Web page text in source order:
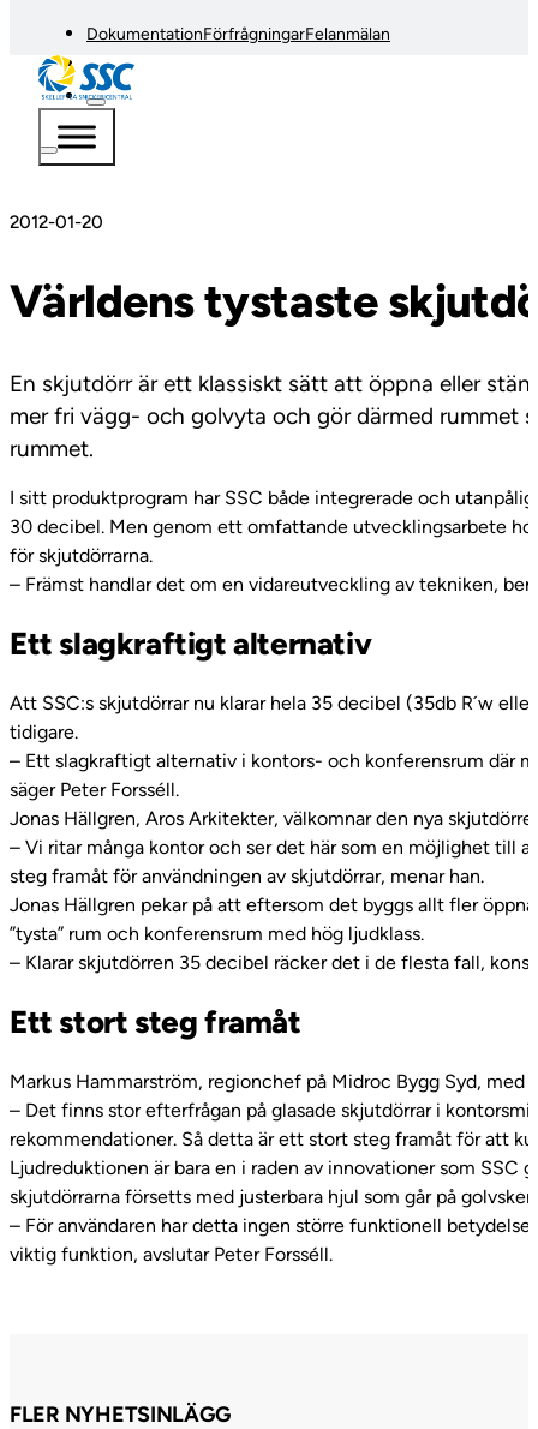
DokumentationFörfrågningarFelanmälan
2012-01-20
Världens tystaste
En skjutdörr är ett klassiskt sätt att öppna eller
mer fri vägg- och golvyta och gör därmed rummet
rummet.
I sitt produktprogram har SSC både integrerade och
30 decibel. Men genom ett omfattande utvecklingsarbete
för skjutdörrarna.
– Främst handlar det om en vidareutveckling av tekniken,
Ett slagkraftigt alternativ
Att SSC:s skjutdörrar nu klarar hela 35 decibel (35db R´w
tidigare.
– Ett slagkraftigt alternativ i kontors- och konferensrum där
säger Peter Forsséll.
Jonas Hällgren, Aros Arkitekter, välkomnar den nya
– Vi ritar många kontor och ser det här som en möjlighet till
steg framåt för användningen av skjutdörrar, menar han.
Jonas Hällgren pekar på att eftersom det byggs allt fler
”tysta” rum och konferensrum med hög ljudklass.
– Klarar skjutdörren 35 decibel räcker det i de flesta fall,
Ett stort steg framåt
Markus Hammarström, regionchef på Midroc Bygg Syd,
– Det finns stor efterfrågan på glasade skjutdörrar i
rekommendationer. Så detta är ett stort steg framåt för att
Ljudreduktionen är bara en i raden av innovationer som SSC
skjutdörrarna försetts med justerbara hjul som går på
– För användaren har detta ingen större funktionell
viktig funktion, avslutar Peter Forsséll.
FLER NYHETSINLÄGG